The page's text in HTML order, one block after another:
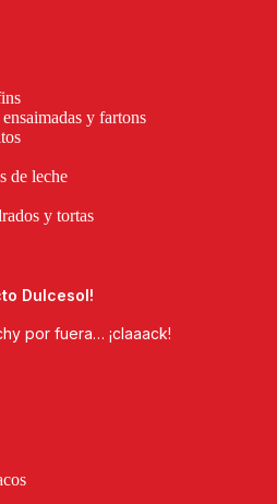
y fartons
de leche
y tortas
Dulcesol!
por fuera… ¡claaack!